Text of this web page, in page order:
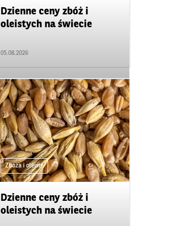
Dzienne ceny zbóż i
oleistych na świecie
05.08.2026
Zboża i oleiste
Dzienne ceny zbóż i
oleistych na świecie